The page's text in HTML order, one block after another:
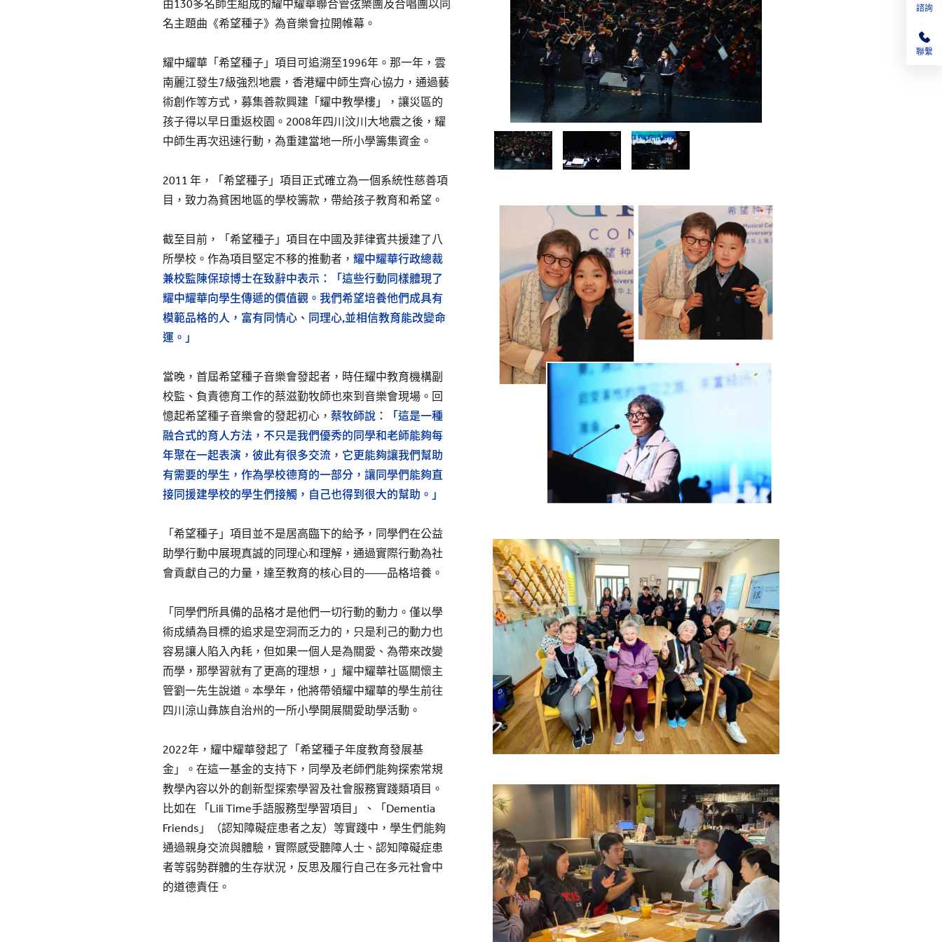
由130多名師生組成的耀中耀華聯合管弦樂團及合唱團以同
名主題曲《希望種子》為音樂會拉開帷幕。
耀中耀華「希望種子」項目可追溯至1996年。那一年，雲
南麗江發生7級強烈地震，香港耀中師生齊心協力，通過藝
術創作等方式，募集善款興建「耀中教學樓」，讓災區的
孩子得以早日重返校園。2008年四川汶川大地震之後，耀
中師生再次迅速行動，為重建當地一所小學籌集資金。
2011 年，「希望種子」項目正式確立為一個系統性慈善項
目，致力為貧困地區的學校籌款，帶給孩子教育和希望。
截至目前，「希望種子」項目在中國及菲律賓共援建了八
所學校。作為項目堅定不移的推動者， 耀中耀華行政總裁
兼校監陳保琼博士在致辭中表示：「這些行動同樣體現了
耀中耀華向學生傳遞的價值觀。我們希望培養他們成具有
模範品格的人，富有同情心、同理心,並相信教育能改變命
運。」
當晚，首屆希望種子音樂會發起者，時任耀中教育機構副
校監、負責德育工作的蔡滋勤牧師也來到音樂會現場。回
憶起希望種子音樂會的發起初心， 蔡牧師說：「這是一種
融合式的育人方法，不只是我們優秀的同學和老師能夠每
年聚在一起表演，彼此有很多交流，它更能夠讓我們幫助
有需要的學生，作為學校德育的一部分，讓同學們能夠直
接同援建學校的學生們接觸，自己也得到很大的幫助。」
「希望種子」項目並不是居高臨下的給予，同學們在公益
助學行動中展現真誠的同理心和理解，通過實際行動為社
會貢獻自己的力量，達至教育的核心目的——品格培養。
「同學們所具備的品格才是他們一切行動的動力。僅以學
術成績為目標的追求是空洞而乏力的，只是利己的動力也
容易讓人陷入內耗，但如果一個人是為關愛、為帶來改變
而學，那學習就有了更高的理想，」耀中耀華社區關懷主
管劉一先生說道。本學年，他將帶領耀中耀華的學生前往
四川涼山彝族自治州的一所小學開展關愛助學活動。
2022年，耀中耀華發起了「希望種子年度教育發展基
金」。在這一基金的支持下，同學及老師們能夠探索常規
教學內容以外的創新型探索學習及社會服務實踐類項目。
比如在 「Lili Time手語服務型學習項目」、「Dementia
Friends」（認知障礙症患者之友）等實踐中，學生們能夠
通過親身交流與體驗，實際感受聽障人士、認知障礙症患
者等弱勢群體的生存狀況，反思及履行自己在多元社會中
的道德責任。
諮詢
聯繫